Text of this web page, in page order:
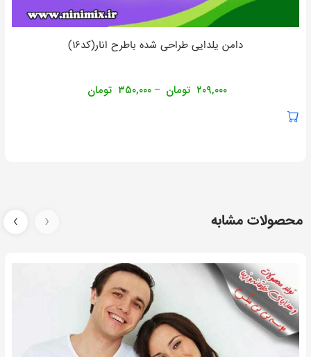
دامن یلدایی طراحی شده باطرح انار(کد۱۶)
۲۰۹,۰۰۰ تومان – ۳۵۰,۰۰۰ تومان
محصولات مشابه ‹
›